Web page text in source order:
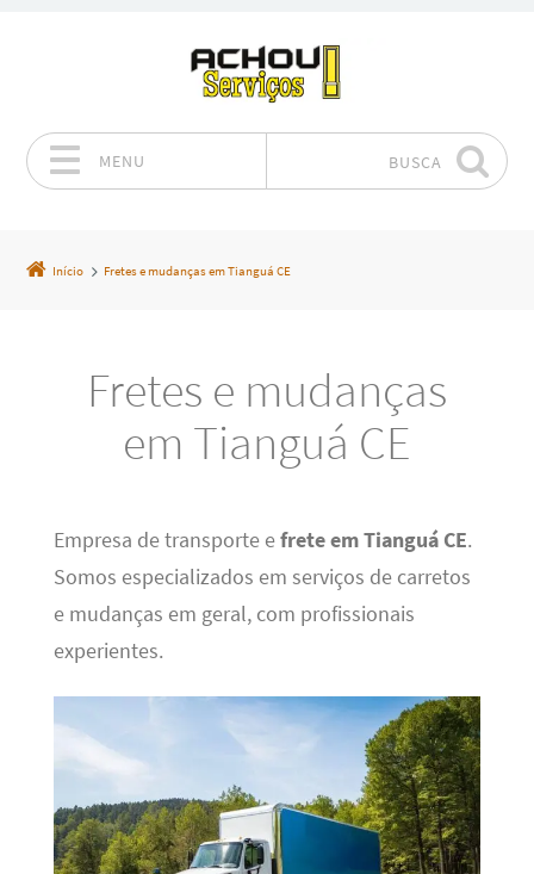
MENU BUSCA
Início Fretes e mudanças em Tianguá CE
Fretes e mudanças
em Tianguá CE
Empresa de transporte efrete em Tianguá CE.
Somos especializados em serviços de carretos
e mudanças em geral, com profissionais
experientes.